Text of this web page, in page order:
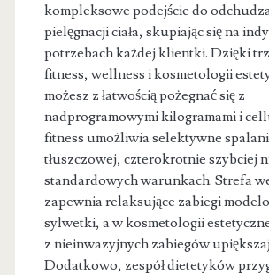
kompleksowe podejście do
pielęgnacji ciała, skupiając się na
potrzebach każdej klientki. Dzięki
fitness, wellness i kosmetologii
możesz z łatwością pożegnać się z
nadprogramowymi kilogramami i
fitness umożliwia selektywne
tłuszczowej, czterokrotnie szybciej
standardowych warunkach. Strefa
zapewnia relaksujące zabiegi
sylwetki, a w kosmetologii
z nieinwazyjnych zabiegów
Dodatkowo, zespół dietetyków